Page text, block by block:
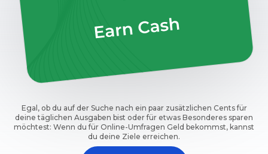
Egal, ob du auf der Suche nach ein paar zusätzlichen Cents für
deine täglichen Ausgaben bist oder für etwas Besonderes sparen
möchtest: Wenn du für Online-Umfragen Geld bekommst, kannst
du deine Ziele erreichen.